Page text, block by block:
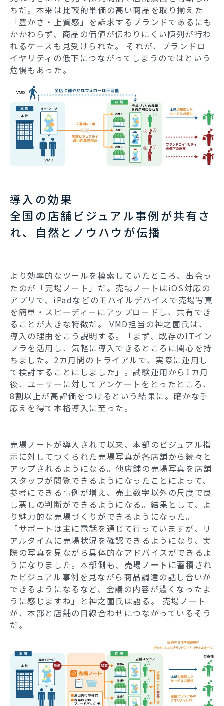
ちだ。本来は比較的単価の高い商品を取り揃えた
「豊かさ・上質感」を訴求するブランドであるにも
かかわらず、商品の価値が伝わりにくい陳列が行わ
れるケースも見受けられた。 それが、ブランドロ
イヤリティの低下につながってしまうのではという
危惧もあった。
導入の効果
全国の店舗ビジュアル事例が共有さ
れ、自然とノウハウが伝播
より効率的なツールを模索していたところ、出会っ
たのが「売場ノート」だ。売場ノートはiOS対応の
アプリで、iPadなどのモバイルデバイスで売場写真
を簡単・スピーディーにアップロードし、共有でき
ることが大きな特徴だ。 VMD担当の神之薗氏は、
導入の理由をこう説明する。「まず、既存のITイン
フラを活用し、気軽に導入できるところに関心を持
ちました。2カ月間のトライアルで、実際に運用し
て検討することにしました」。試験運用から1カ月
後、ユーザーに対してアンケートをとったところ、
8割以上が高評価をつけるという結果に。確かな手
応えを得て本格導入に至った。
売場ノートが導入されて以来、本部のビジュアル指
示に対してつくられた売場写真が各店舗から続々と
アップされるようになる。他店舗の売場写真を店舗
スタッフが閲覧できるようになったことによって、
参考にできる事例が増え、売上数字以外の尺度で良
し悪しの判断ができるようになる。結果として、よ
り魅力的な売場づくりができるようになった。
「サポートは主に電話を通じて行っていますが、リ
アルタイムに売場状況を確認できるようになり、実
際の写真を見ながら具体的なアドバイスができるよ
うになりました。本部側も、売場ノートに蓄積され
たビジュアル事例を見ながら商品調達の話し合いが
できるようになるなど、会議の内容が濃くなったよ
うに感じますね」と神之薗氏は語る。 売場ノート
が、本部と店舗の目線合わせにつながっているそう
だ。